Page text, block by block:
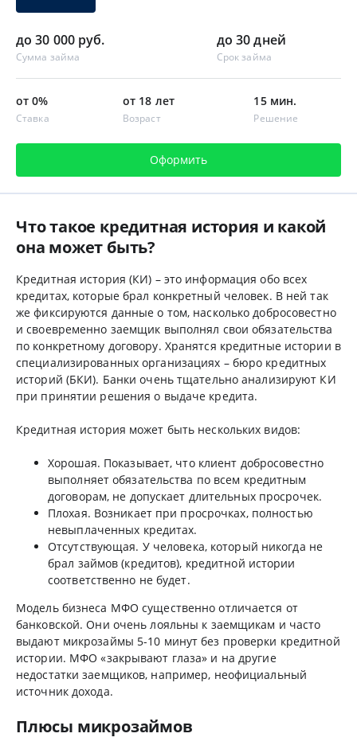
до 30 000 руб.
Сумма займа
до 30 дней
Срок займа
от 0%
Ставка
от 18 лет
Возраст
15 мин.
Решение
Оформить
Что такое кредитная история и какой
она может быть?
Кредитная история (КИ) – это информация обо всех
кредитах, которые брал конкретный человек. В ней так
же фиксируются данные о том, насколько добросовестно
и своевременно заемщик выполнял свои обязательства
по конкретному договору. Хранятся кредитные истории в
специализированных организациях – бюро кредитных
историй (БКИ). Банки очень тщательно анализируют КИ
при принятии решения о выдаче кредита.
Кредитная история может быть нескольких видов:
Хорошая. Показывает, что клиент добросовестно
выполняет обязательства по всем кредитным
договорам, не допускает длительных просрочек.
Плохая. Возникает при просрочках, полностью
невыплаченных кредитах.
Отсутствующая. У человека, который никогда не
брал займов (кредитов), кредитной истории
соответственно не будет.
Модель бизнеса МФО существенно отличается от
банковской. Они очень лояльны к заемщикам и часто
выдают микрозаймы 5-10 минут без проверки кредитной
истории. МФО «закрывают глаза» и на другие
недостатки заемщиков, например, неофициальный
источник дохода.
Плюсы микрозаймов